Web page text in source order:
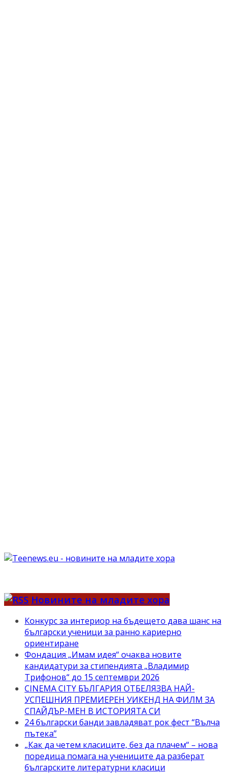
Новините на младите хора
Конкурс за интериор на бъдещето дава шанс на
български ученици за ранно кариерно
ориентиране
Фондация „Имам идея“ очаква новите
кандидатури за стипендията „Владимир
Трифонов“ до 15 септември 2026
CINEMA CITY БЪЛГАРИЯ ОТБЕЛЯЗВА НАЙ-
УСПЕШНИЯ ПРЕМИЕРЕН УИКЕНД НА ФИЛМ ЗА
СПАЙДЪР-МЕН В ИСТОРИЯТА СИ
24 български банди завладяват рок фест “Вълча
пътека”
„Как да четем класиците, без да плачем“ – нова
поредица помага на учениците да разберат
българските литературни класици